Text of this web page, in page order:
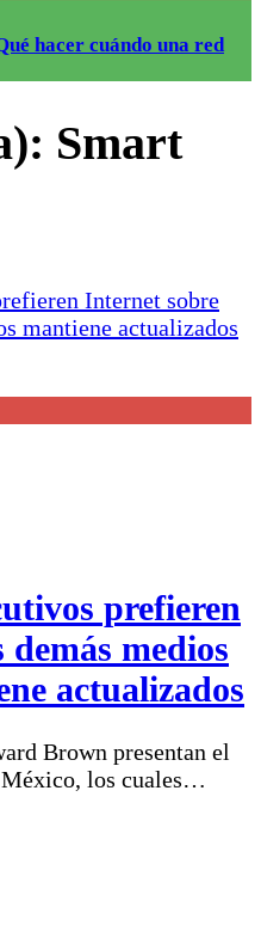
hacer cuándo una red
Smart
prefieren
medios
actualizados
Brown presentan el
México, los cuales…